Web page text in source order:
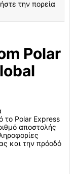
την πορεία
Polar
το Polar Express
αποστολής
και την πρόοδό